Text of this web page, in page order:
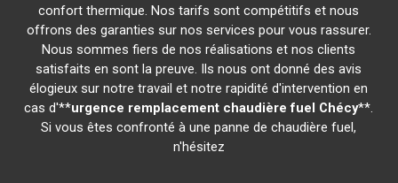
confort thermique. Nos tarifs sont compétitifs et nous
offrons des garanties sur nos services pour vous rassurer.
Nous sommes fiers de nos réalisations et nos clients
satisfaits en sont la preuve. Ils nous ont donné des avis
élogieux sur notre travail et notre rapidité d'intervention en
cas d'**urgence remplacement chaudière fuel Chécy**.
Si vous êtes confronté à une panne de chaudière fuel,
n'hésitez